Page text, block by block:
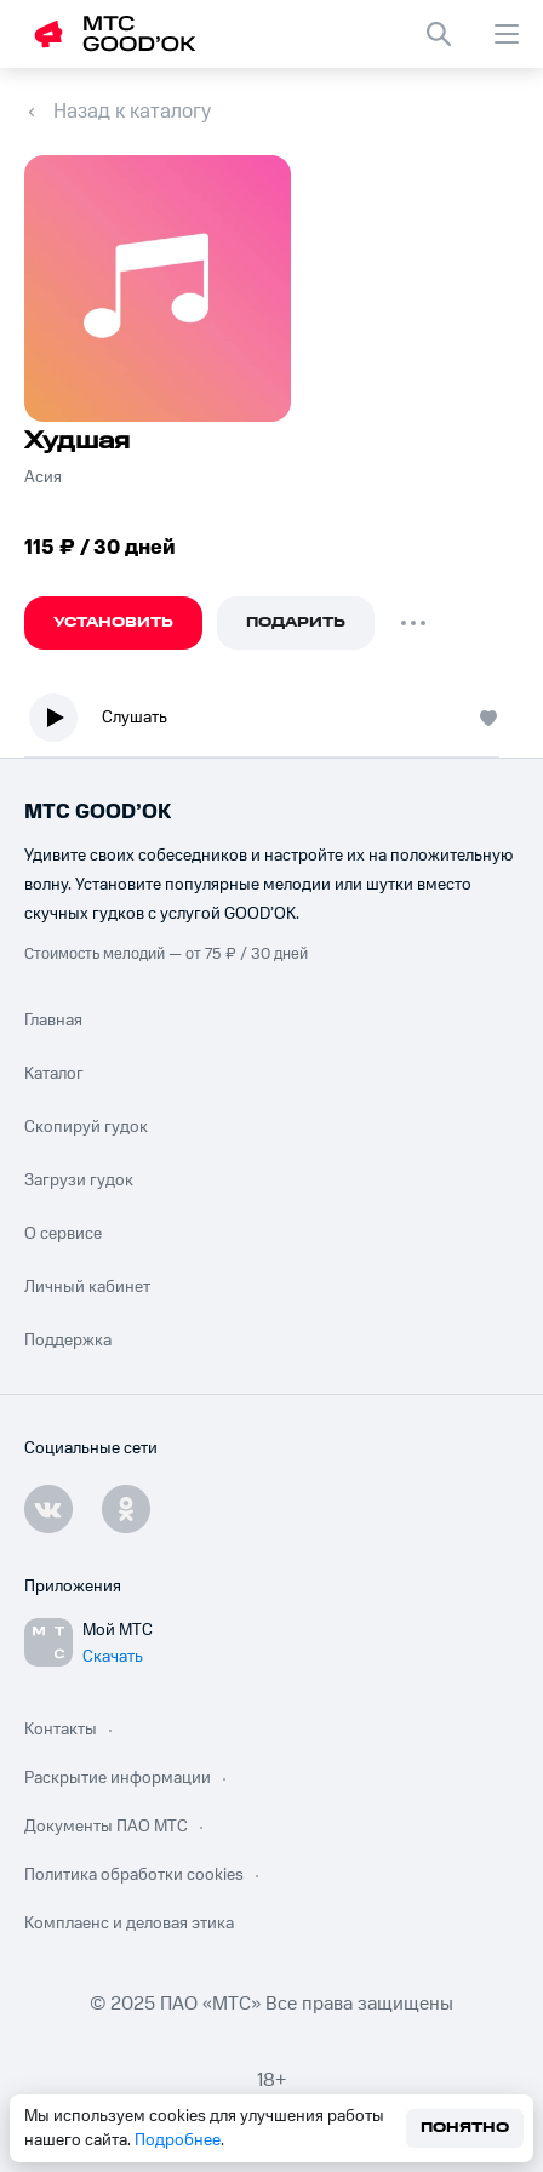
Назад к каталогу
Худшая
Асия
115 ₽ / 30 дней
УСТАНОВИТЬ ПОДАРИТЬ
Слушать
Мы используем cookies для улучшения работы
нашего сайта. Подробнее.
ПОНЯТНО
МТС GOOD’OK
Удивите своих собеседников и настройте их на положительную
волну. Установите популярные мелодии или шутки вместо
скучных гудков с услугой GOOD’OK.
Стоимость мелодий — от 75 ₽ / 30 дней
Главная
Каталог
Скопируй гудок
Загрузи гудок
О сервисе
Личный кабинет
Поддержка
Социальные сети
Приложения
Мой МТС
Скачать
Контакты
Раскрытие информации
Документы ПАО МТС
Политика обработки cookies
Комплаенс и деловая этика
© 2025 ПАО «МТС» Все права защищены
18+